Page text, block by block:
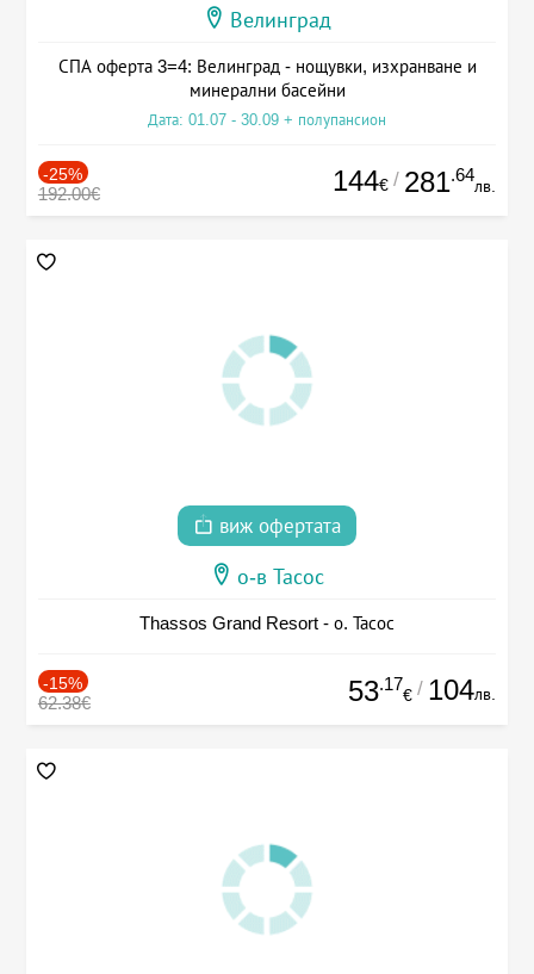
Велинград
СПА оферта 3=4: Велинград - нощувки, изхранване и
минерални басейни
Дата: 01.07 - 30.09 + полупансион
-25%
192.00€ 144€ / 281.64
лв.
виж офертата
о-в Тасос
Thassos Grand Resort - о. Тасос
-15%
62.38€ 53.17
€ / 104лв.